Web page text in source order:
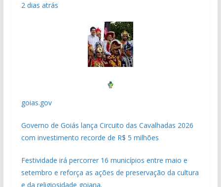
2 dias atrás
goias.gov
Governo de Goiás lança Circuito das Cavalhadas 2026
com investimento recorde de R$ 5 milhões
Festividade irá percorrer 16 municípios entre maio e
setembro e reforça as ações de preservação da cultura
e da religiosidade goiana.